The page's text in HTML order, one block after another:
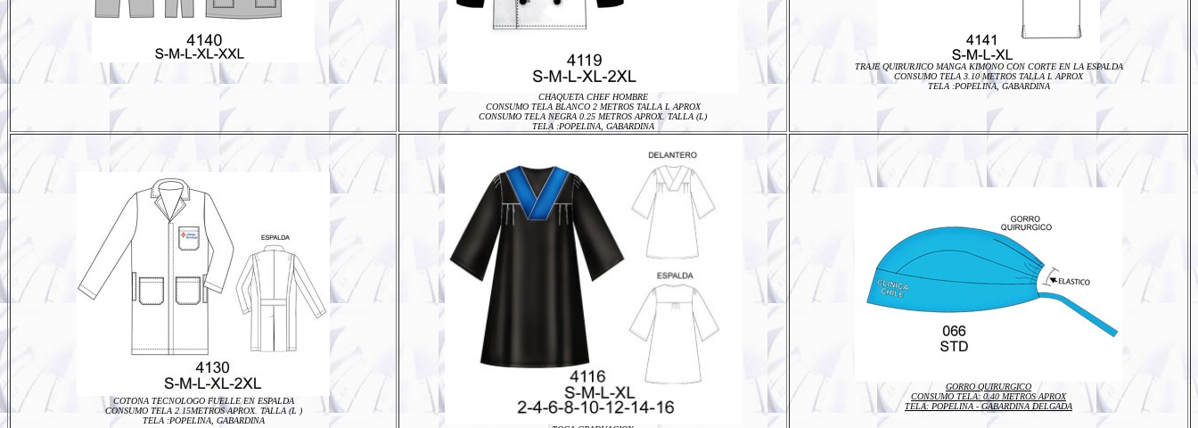
CHAQUETA CHEF HOMBRE
CONSUMO TELA BLANCO 2 METROS TALLA L APROX
CONSUMO TELA NEGRA 0.25 METROS APROX. TALLA (L)
TELA :POPELINA, GABARDINA
TRAJE QUIRURJICO MANGA KIMONO CON CORTE EN LA ESPALDA
CONSUMO TELA 3.10 METROS TALLA L APROX
TELA :POPELINA, GABARDINA
COTONA TECNOLOGO FUELLE EN ESPALDA
CONSUMO TELA 2.15METROS APROX. TALLA (L )
TELA :POPELINA, GABARDINA
GORRO QUIRURGICO
CONSUMO TELA: 0.40 METROS APROX
TELA: POPELINA - GABARDINA DELGADA